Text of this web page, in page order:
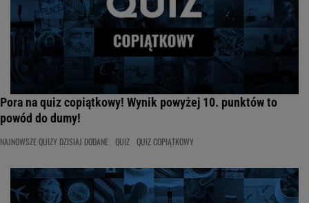
Pora na quiz copiątkowy! Wynik powyżej 10. punktów to
powód do dumy!
NAJNOWSZE QUIZY DZISIAJ DODANE QUIZ QUIZ COPIĄTKOWY